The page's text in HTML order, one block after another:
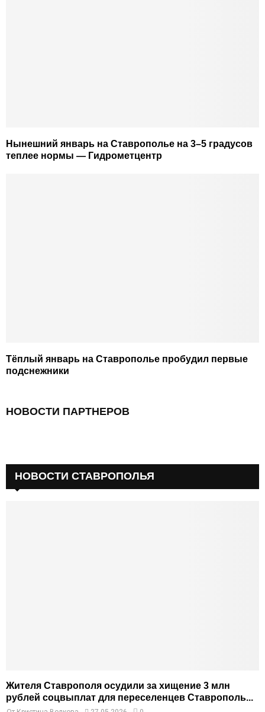
Нынешний январь на Ставрополье на 3–5 градусов
теплее нормы — Гидрометцентр
Тёплый январь на Ставрополье пробудил первые
подснежники
НОВОСТИ ПАРТНЕРОВ
НОВОСТИ СТАВРОПОЛЬЯ
Жителя Ставрополя осудили за хищение 3 млн
рублей соцвыплат для переселенцев Ставрополь...